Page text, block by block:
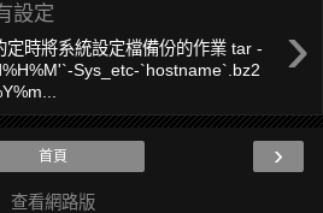
設定 ›
時將系統設定檔備份的作業 tar -
Sys_etc-`hostname`.bz2
›
首頁
查看網路版